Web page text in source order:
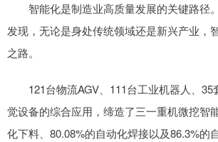
智能化是制造业高质量发展的关键路径
发现，无论是身处传统领域还是新兴产业，
之路。
121台物流AGV、111台工业机器人、35
觉设备的综合应用，缔造了三一重机微挖智
化下料、80.08%的自动化焊接以及86.3%的